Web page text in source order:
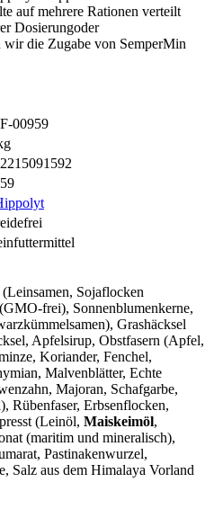
auf mehrere Rationen verteilt
Dosierungoder
wir die Zugabe von SemperMin
00959
Sojaflocken
frei), Sonnenblumenkerne,
Grashäcksel
Apfelsirup, Obstfasern (Apfel,
Koriander, Fenchel,
Malvenblätter, Echte
Majoran, Schafgarbe,
Rübenfaser, Erbsenflocken,
(Leinöl, Maiskeimöl,
(maritim und mineralisch),
Pastinakenwurzel,
Salz aus dem Himalaya Vorland